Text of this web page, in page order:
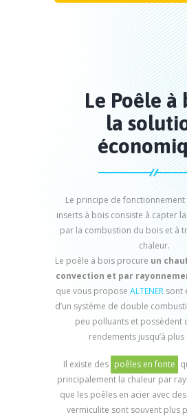
Le Poêle à
la
Le principe de
inserts à bois consiste à capter
par la combustion du bois et à
chaleur.
Le poêle à bois procure un
convection et par
que vous propose ALTENERsont
d’un système de double
peu polluants et possèdent
rendements jusqu’à plus
Il existe des poêles en fonte
principalement la chaleur par
que les poêles en acier avec
vermiculite sont souvent plus